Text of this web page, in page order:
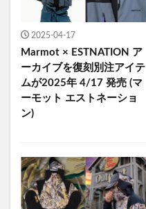
2025-04-17
Marmot × ESTNATION ア
ーカイブを復刻別注アイテ
ムが2025年 4/17 発売 (マ
ーモット エストネーショ
ン)